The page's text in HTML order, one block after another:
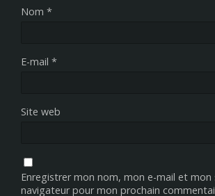
Nom *
E-mail *
Site web
Enregistrer mon nom, mon e-mail et mon
navigateur pour mon prochain